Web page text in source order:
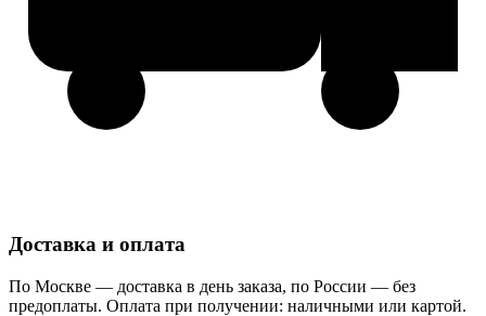
Доставка и оплата
По Москве — доставка в день заказа, по России — без
предоплаты. Оплата при получении: наличными или картой.